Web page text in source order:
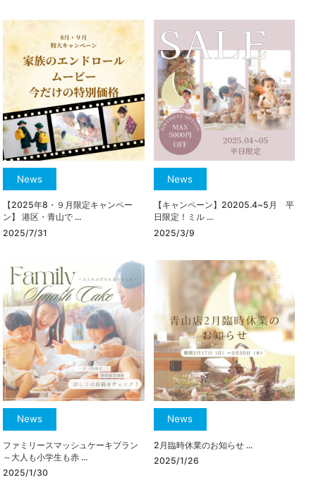
News
【2025年8・９月限定キャンペー
ン】 港区・青山で ...
2025/7/31
News
【キャンペーン】20205.4~5月 平
日限定！ミル ...
2025/3/9
News
ファミリースマッシュケーキプラン
～大人も小学生も赤 ...
2025/1/30
News
2月臨時休業のお知らせ ...
2025/1/26